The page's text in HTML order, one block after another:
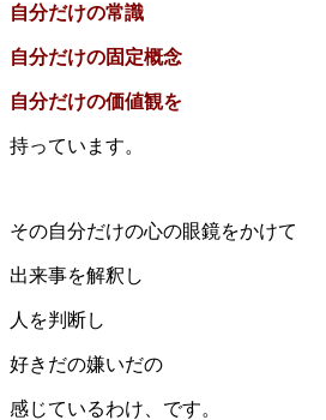
自分だけの常識
自分だけの固定概念
自分だけの価値観を
持っています。
その自分だけの心の眼鏡をかけて
出来事を解釈し
人を判断し
好きだの嫌いだの
感じているわけ、です。